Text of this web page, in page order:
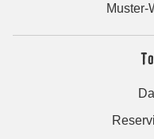
Muster-